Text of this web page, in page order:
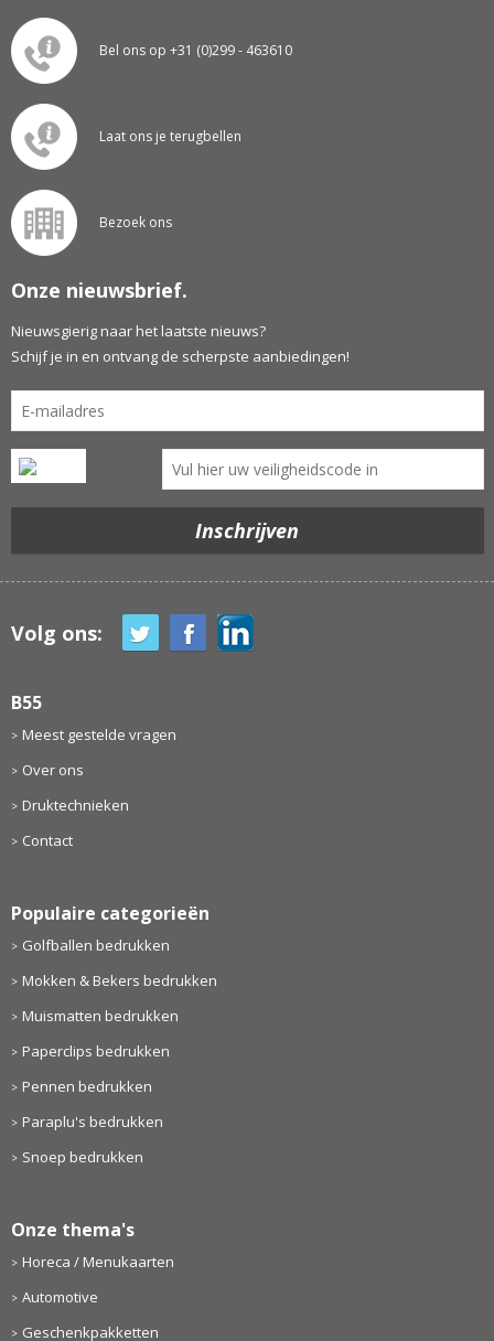
Bel ons op +31 (0)299 - 463610
Laat ons je terugbellen
Bezoek ons
Onze nieuwsbrief.
Nieuwsgierig naar het laatste nieuws?
Schijf je in en ontvang de scherpste aanbiedingen!
Volg ons:
B55
Meest gestelde vragen
Over ons
Druktechnieken
Contact
Populaire categorieën
Golfballen bedrukken
Mokken & Bekers bedrukken
Muismatten bedrukken
Paperclips bedrukken
Pennen bedrukken
Paraplu's bedrukken
Snoep bedrukken
Onze thema's
Horeca / Menukaarten
Automotive
Geschenkpakketten